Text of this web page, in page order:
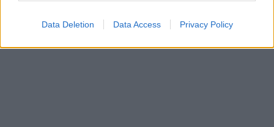
Data Deletion Data Access Privacy Policy